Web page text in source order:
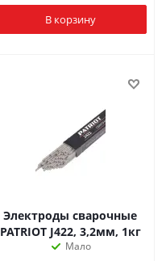
В корзину
Электроды сварочные
PATRIOT J422, 3,2мм, 1кг
Мало